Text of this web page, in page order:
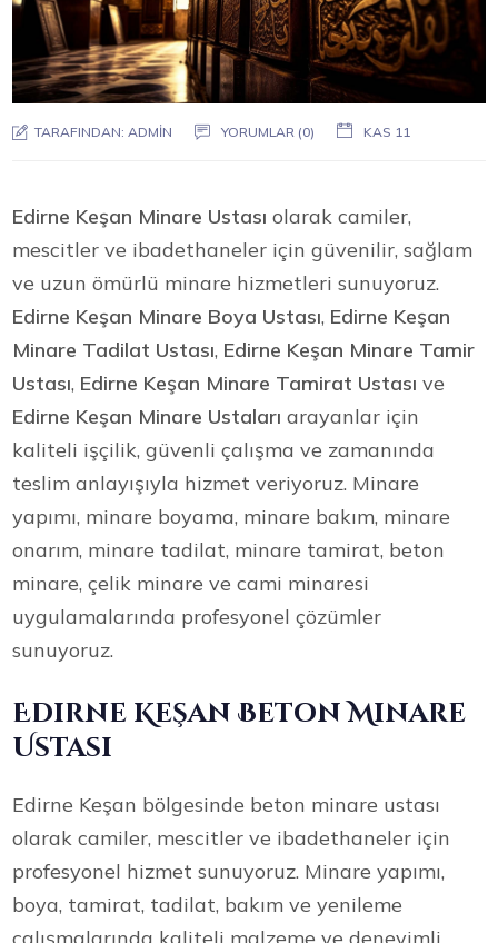
TARAFINDAN:ADMIN YORUMLAR (0) KAS 11
Edirne Keşan Minare Ustası olarak camiler,
mescitler ve ibadethaneler için güvenilir, sağlam
ve uzun ömürlü minare hizmetleri sunuyoruz.
Edirne Keşan Minare Boya Ustası, Edirne Keşan
Minare Tadilat Ustası, Edirne Keşan Minare Tamir
Ustası, Edirne Keşan Minare Tamirat Ustası ve
Edirne Keşan Minare Ustaları arayanlar için
kaliteli işçilik, güvenli çalışma ve zamanında
teslim anlayışıyla hizmet veriyoruz. Minare
yapımı, minare boyama, minare bakım, minare
onarım, minare tadilat, minare tamirat, beton
minare, çelik minare ve cami minaresi
uygulamalarında profesyonel çözümler
sunuyoruz.
Edirne Keşan Beton Minare
Ustası
Edirne Keşan bölgesinde beton minare ustası
olarak camiler, mescitler ve ibadethaneler için
profesyonel hizmet sunuyoruz. Minare yapımı,
boya, tamirat, tadilat, bakım ve yenileme